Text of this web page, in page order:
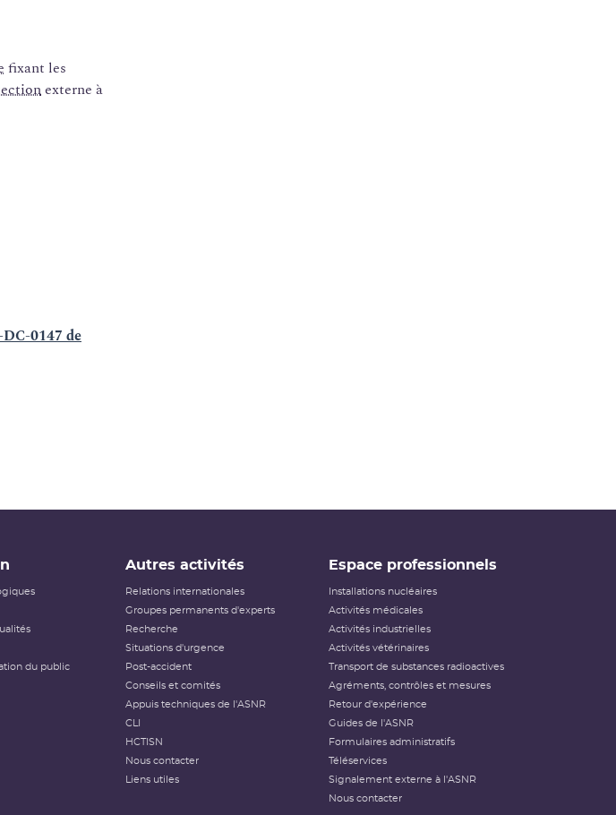
fixant les
externe à
0147 de
du public
Autres activités
Relations internationales
Groupes permanents d'experts
Recherche
Situations d'urgence
Post-accident
Conseils et comités
Appuis techniques de l'ASNR
CLI
HCTISN
Nous contacter
Liens utiles
Espace professionnels
Installations nucléaires
Activités médicales
Activités industrielles
Activités vétérinaires
Transport de substances radioactives
Agréments, contrôles et mesures
Retour d'expérience
Guides de l'ASNR
Formulaires administratifs
Téléservices
Signalement externe à l'ASNR
Nous contacter